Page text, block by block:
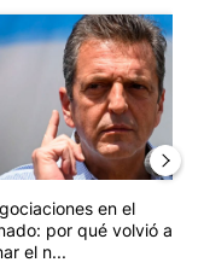
despidió a Jorge
de tendencia
en el
por qué volvió a
el n...